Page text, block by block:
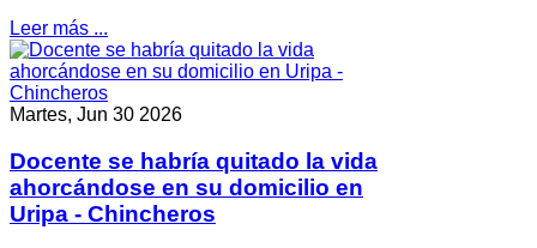
Leer más ...
Martes, Jun 30 2026
Docente se habría quitado la vida
ahorcándose en su domicilio en
Uripa - Chincheros